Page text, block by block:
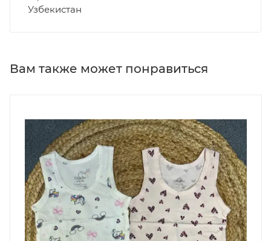
Узбекистан
Вам также может понравиться